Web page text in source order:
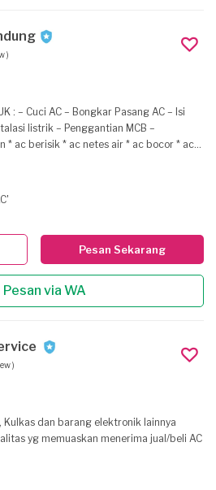
)
– Isi
SOLUSINYA BISA
Pesan Sekarang
Pesan via WA
)
Kulkas dan barang elektronik lainnya
menerima jual/beli AC